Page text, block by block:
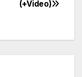
(+Video)